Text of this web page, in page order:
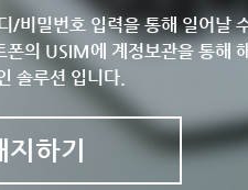
/비밀번호 입력을 통해 일어날
폰의 USIM에 계정보관을 통해
솔루션 입니다.
하기